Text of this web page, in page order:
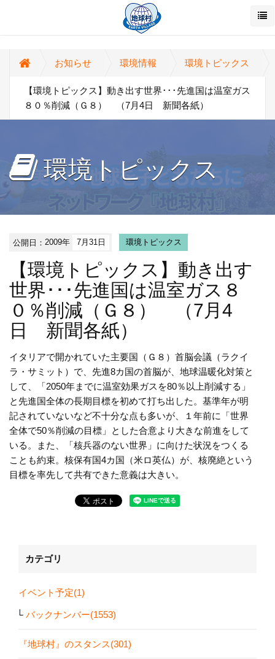
お知らせ 環境情報 環境トピックス
【環境トピックス】動き出す世界･･･先進国は温室ガス
８０％削減（Ｇ８） （7月4日 新聞各紙）
環境トピックス
公開日：2009年 7月31日 環境トピックス
【環境トピックス】動き出す
世界･･･先進国は温室ガス８
０％削減（Ｇ８） （7月4
日 新聞各紙）
イタリアで開かれていた主要国（Ｇ８）首脳会議（ラクイ
ラ・サミット）で、先進8カ国の首脳が、地球温暖化対策と
して、「2050年までに温室効果ガスを80％以上削減する」
と先進国全体の長期目標を初めて打ち出した。基準年が明
記されていないなど不十分な点も多いが、１年前に「世界
全体で50％削減の目標」とした合意より大きな前進をして
いる。また、「核兵器のない世界」に向けた状況をつくる
ことも約束。核保有国4カ国（米ロ英仏）が、核廃絶という
目標を率先して共有できた意義は大きい。
カテゴリ
イベント予定(1)
バックナンバー(1553)
『地球村』のスタンス(301)